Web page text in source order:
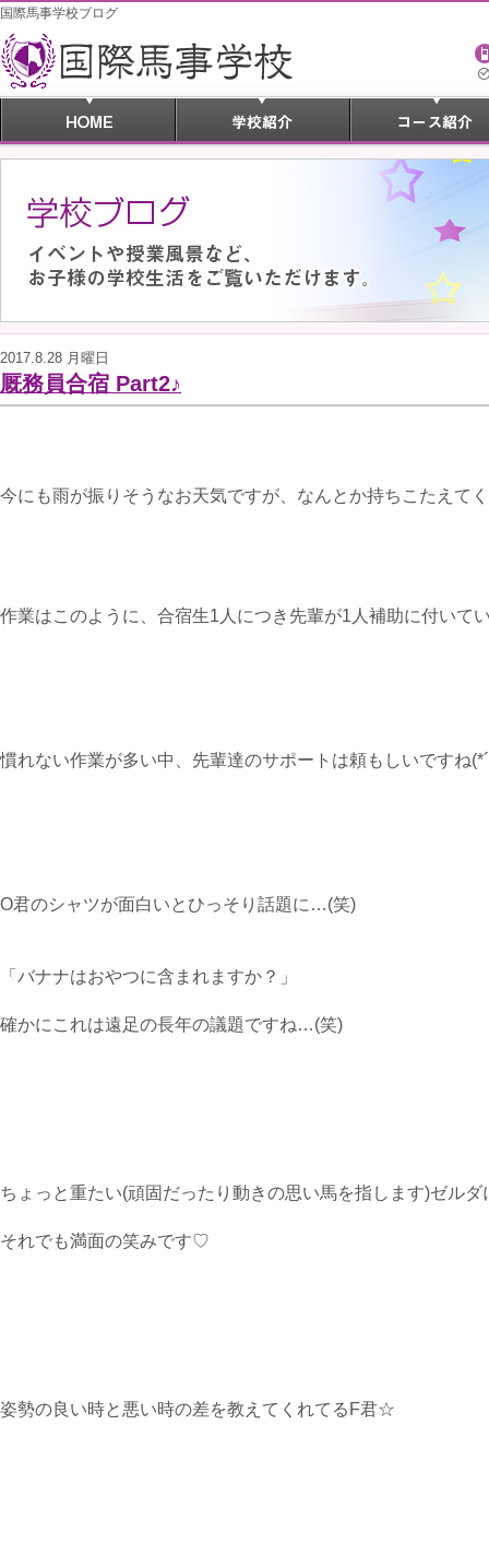
国際馬事学校ブログ
2017.8.28 月曜日
厩務員合宿 Part2♪
今にも雨が振りそうなお天気ですが、なんとか持ちこたえて
作業はこのように、合宿生1人につき先輩が1人補助に付いて
慣れない作業が多い中、先輩達のサポートは頼もしいですね
O君のシャツが面白いとひっそり話題に…(笑)
「バナナはおやつに含まれますか？」
確かにこれは遠足の長年の議題ですね…(笑)
ちょっと重たい(頑固だったり動きの思い馬を指します)ゼル
それでも満面の笑みです♡
姿勢の良い時と悪い時の差を教えてくれてるF君☆